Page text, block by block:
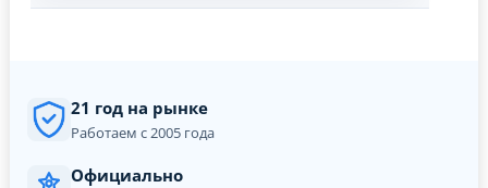
21 год на рынке
Работаем с 2005 года
Официально